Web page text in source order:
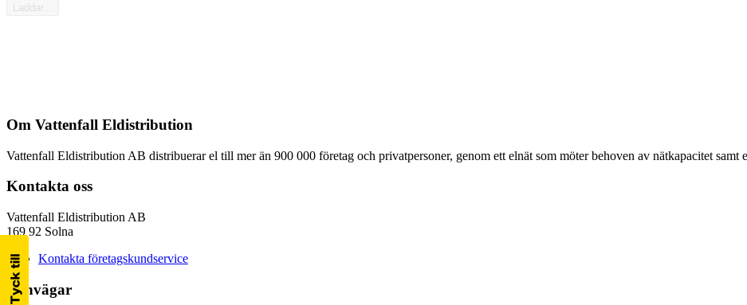
Laddar...
Om Vattenfall Eldistribution
Vattenfall Eldistribution AB distribuerar el till mer än 900 000 företag och privatpersoner, genom ett elnät som möter behoven av nätkapacitet samt
Kontakta oss
Vattenfall Eldistribution AB
169 92 Solna
Kontakta företagskundservice
Genvägar